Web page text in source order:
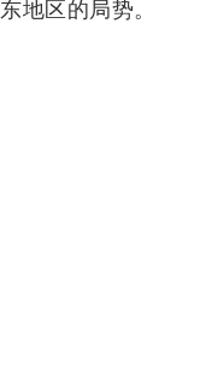
东地区的局势。